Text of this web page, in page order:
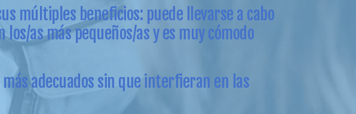
múltiples beneficios: puede llevarse a cabo
as más pequeños/as y es muy cómodo
adecuados sin que interfieran en las